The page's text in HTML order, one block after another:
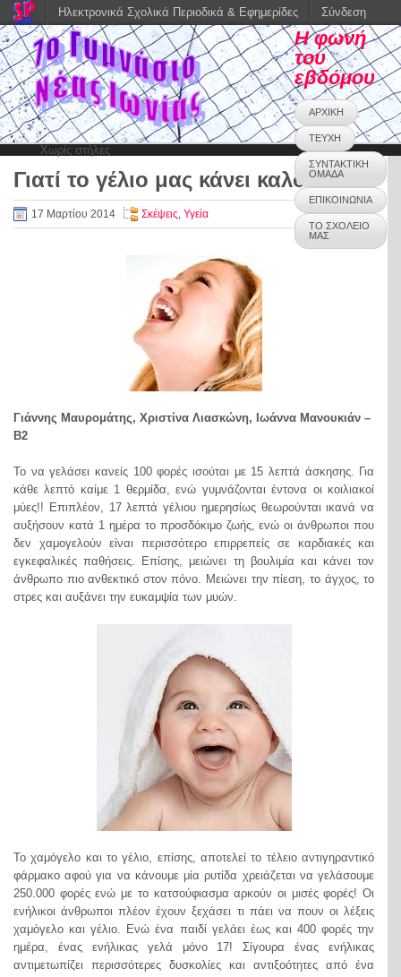
Η φωνή
του
εβδόμου
ΑΡΧΙΚΗ
ΤΕΥΧΗ
ΣΥΝΤΑΚΤΙΚΗ
ΟΜΑΔΑ
ΕΠΙΚΟΙΝΩΝΙΑ
ΤΟ ΣΧΟΛΕΙΟ
ΜΑΣ
Χωρίς στήλες
Γιατί το γέλιο μας κάνει καλό;
17 Μαρτίου 2014 Σκέψεις, Υγεία
Γιάννης Μαυρομάτης, Χριστίνα Λιασκώνη, Ιωάννα Μανουκιάν –
Β2
Το να γελάσει κανείς 100 φορές ισούται με 15 λεπτά άσκησης. Για
κάθε λεπτό καίμε 1 θερμίδα, ενώ γυμνάζονται έντονα οι κοιλιακοί
μύες!! Επιπλέον, 17 λεπτά γέλιου ημερησίως θεωρούνται ικανά να
αυξήσουν κατά 1 ημέρα το προσδόκιμο ζωής, ενώ οι άνθρωποι που
δεν χαμογελούν είναι περισσότερο επιρρεπείς σε καρδιακές και
εγκεφαλικές παθήσεις. Επίσης, μειώνει τη βουλιμία και κάνει τον
άνθρωπο πιο ανθεκτικό στον πόνο. Μειώνει την πίεση, το άγχος, το
στρες και αυξάνει την ευκαμψία των μυών.
Το χαμόγελο και το γέλιο, επίσης, αποτελεί το τέλειο αντιγηραντικό
φάρμακο αφού για να κάνουμε μία ρυτίδα χρειάζεται να γελάσουμε
250.000 φορές ενώ με το κατσούφιασμα αρκούν οι μισές φορές! Οι
ενήλικοι άνθρωποι πλέον έχουν ξεχάσει τι πάει να πουν οι λέξεις
χαμόγελο και γέλιο. Ενώ ένα παιδί γελάει έως και 400 φορές την
ημέρα, ένας ενήλικας γελά μόνο 17! Σίγουρα ένας ενήλικας
αντιμετωπίζει περισσότερες δυσκολίες και αντιξοότητες από ένα
Ηλεκτρονικά Σχολικά Περιοδικά & Εφημερίδες Σύνδεση